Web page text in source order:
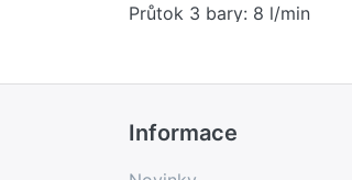
Průtok 3 bary: 8 l/min
Hmotnost balení: 0 kg
Stav položky - prodej:
EAN: 4099477302072
Země původu: IT
Informace